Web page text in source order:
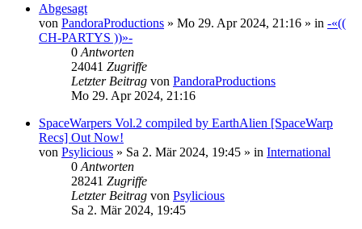
Abgesagt
von PandoraProductions » Mo 29. Apr 2024, 21:16 » in -«((
CH-PARTYS ))»-
0 Antworten
24041 Zugriffe
Letzter Beitrag von PandoraProductions
Mo 29. Apr 2024, 21:16
SpaceWarpers Vol.2 compiled by EarthAlien [SpaceWarp
Recs] Out Now!
von Psylicious » Sa 2. Mär 2024, 19:45 » in International
0 Antworten
28241 Zugriffe
Letzter Beitrag von Psylicious
Sa 2. Mär 2024, 19:45